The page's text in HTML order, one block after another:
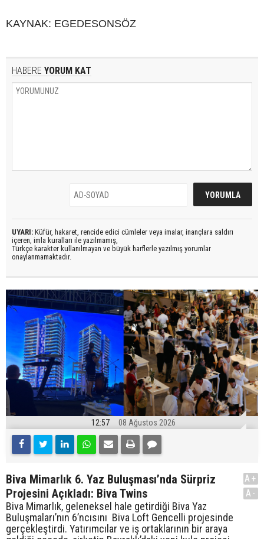
KAYNAK: EGEDESONSÖZ
HABERE YORUM KAT
UYARI: Küfür, hakaret, rencide edici cümleler veya imalar, inançlara saldırı
içeren, imla kuralları ile yazılmamış,
Türkçe karakter kullanılmayan ve büyük harflerle yazılmış yorumlar
onaylanmamaktadır.
12:57 08 Ağustos 2026
Biva Mimarlık 6. Yaz Buluşması’nda Sürpriz
Projesini Açıkladı: Biva Twins
Biva Mimarlık, geleneksel hale getirdiği Biva Yaz
Buluşmaları’nın 6’ncısını Biva Loft Gencelli projesinde
gerçekleştirdi. Yatırımcılar ve iş ortaklarının bir araya
A+
A-